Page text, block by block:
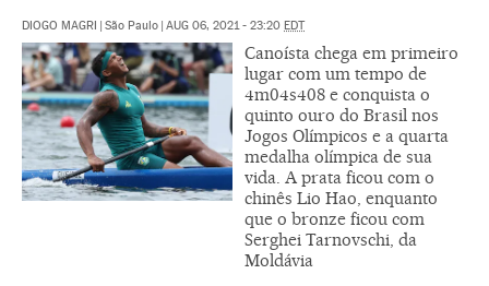
DIOGO MAGRI São Paulo AUG 06, 2021 - 23:20 EDT
Canoísta chega em primeiro
lugar com um tempo de
4m04s408 e conquista o
quinto ouro do Brasil nos
Jogos Olímpicos e a quarta
medalha olímpica de sua
vida. A prata ficou com o
chinês Lio Hao, enquanto
que o bronze ficou com
Serghei Tarnovschi, da
Moldávia